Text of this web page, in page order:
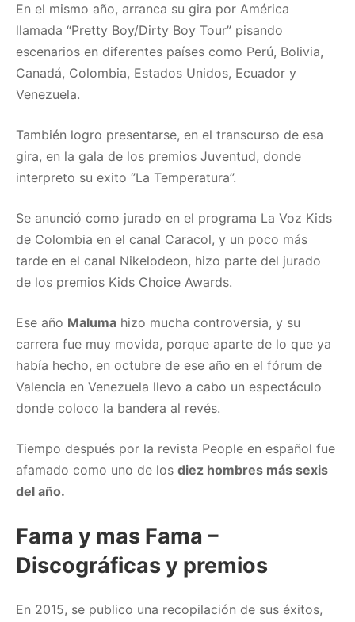
En el mismo año, arranca su gira por América
llamada “Pretty Boy/Dirty Boy Tour” pisando
escenarios en diferentes países como Perú, Bolivia,
Canadá, Colombia, Estados Unidos, Ecuador y
Venezuela.
También logro presentarse, en el transcurso de esa
gira, en la gala de los premios Juventud, donde
interpreto su exito ‘’La Temperatura’’.
Se anunció como jurado en el programa La Voz Kids
de Colombia en el canal Caracol, y un poco más
tarde en el canal Nikelodeon, hizo parte del jurado
de los premios Kids Choice Awards.
Ese año Maluma hizo mucha controversia, y su
carrera fue muy movida, porque aparte de lo que ya
había hecho, en octubre de ese año en el fórum de
Valencia en Venezuela llevo a cabo un espectáculo
donde coloco la bandera al revés.
Tiempo después por la revista People en español fue
afamado como uno de los diez hombres más sexis
del año.
Fama y mas Fama –
Discográficas y premios
En 2015, se publico una recopilación de sus éxitos,